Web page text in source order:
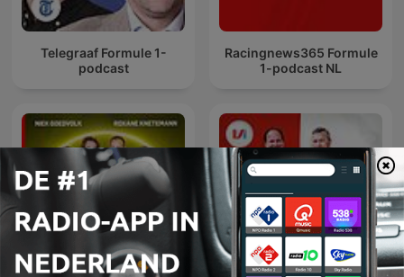
Telegraaf Formule 1-
podcast
Racingnews365 Formule
1-podcast NL